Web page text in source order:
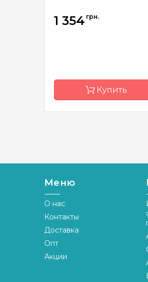
1 354 грн.
Купить
производитель
Размер
11 x
Канва
Зашивка
Меню
О нас
Контакты
Доставка
Опт
Акции